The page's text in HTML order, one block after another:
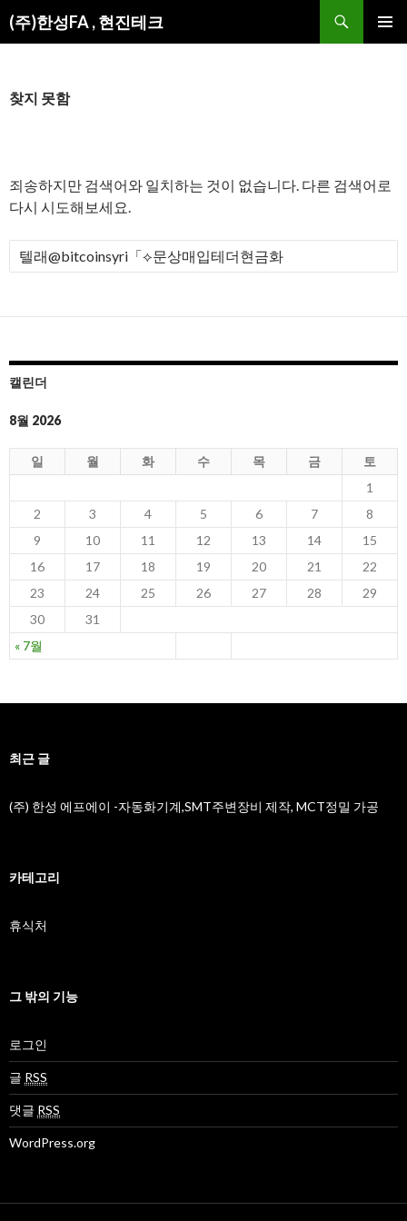
(주)한성FA , 현진테크
검
색
로
찾지 못함
죄송하지만 검색어와 일치하는 것이 없습니다. 다른 검색어로
다시 시도해보세요.
검
색
캘린더
8월 2026
일 월 화 수 목 금 토
« 7월
1
2
3 4 5 6 7
8
9
10 11 12 13 14
15
16
17 18 19 20 21
22
23
24 25 26 27 28
29
30
31
최근 글
(주) 한성 에프에이 -자동화기계,SMT주변장비 제작, MCT정밀 가공
카테고리
휴식처
그 밖의 기능
로그인
글 RSS
댓글 RSS
WordPress.org